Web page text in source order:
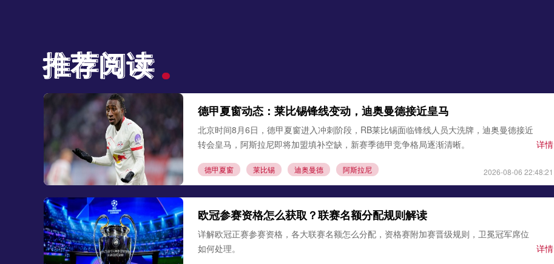
推荐阅读
推荐阅读
德甲夏窗动态：莱比锡锋线变动，迪奥曼德接近皇马
北京时间8月6日，德甲夏窗进入冲刺阶段，RB莱比锡面临锋线人员大洗牌，迪奥曼德接近
转会皇马，阿斯拉尼即将加盟填补空缺，新赛季德甲竞争格局逐渐清晰。
详情
德甲夏窗 莱比锡 迪奥曼德 阿斯拉尼 2026-08-06 22:48:21
欧冠参赛资格怎么获取？联赛名额分配规则解读
详解欧冠正赛参赛资格，各大联赛名额怎么分配，资格赛附加赛晋级规则，卫冕冠军席位
如何处理。
详情